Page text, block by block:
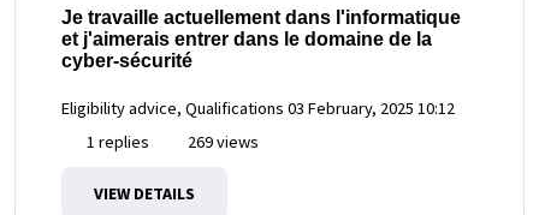
Je travaille actuellement dans l'informatique
et j'aimerais entrer dans le domaine de la
cyber-sécurité
Eligibility advice, Qualifications 03 February, 2025 10:12
1 replies
269 views
VIEW DETAILS